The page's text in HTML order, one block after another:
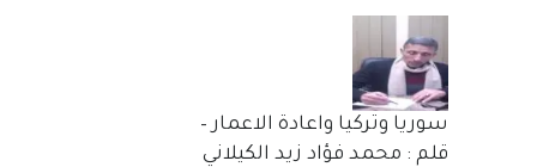
سوريا وتركيا واعادة الاعمار –
قلم : محمد فؤاد زيد الكيلاني